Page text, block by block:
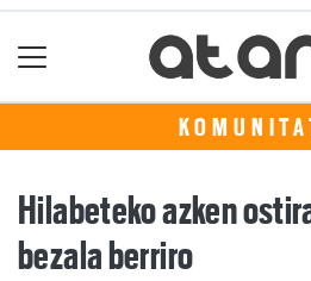
Hilabeteko azken
bezala berriro